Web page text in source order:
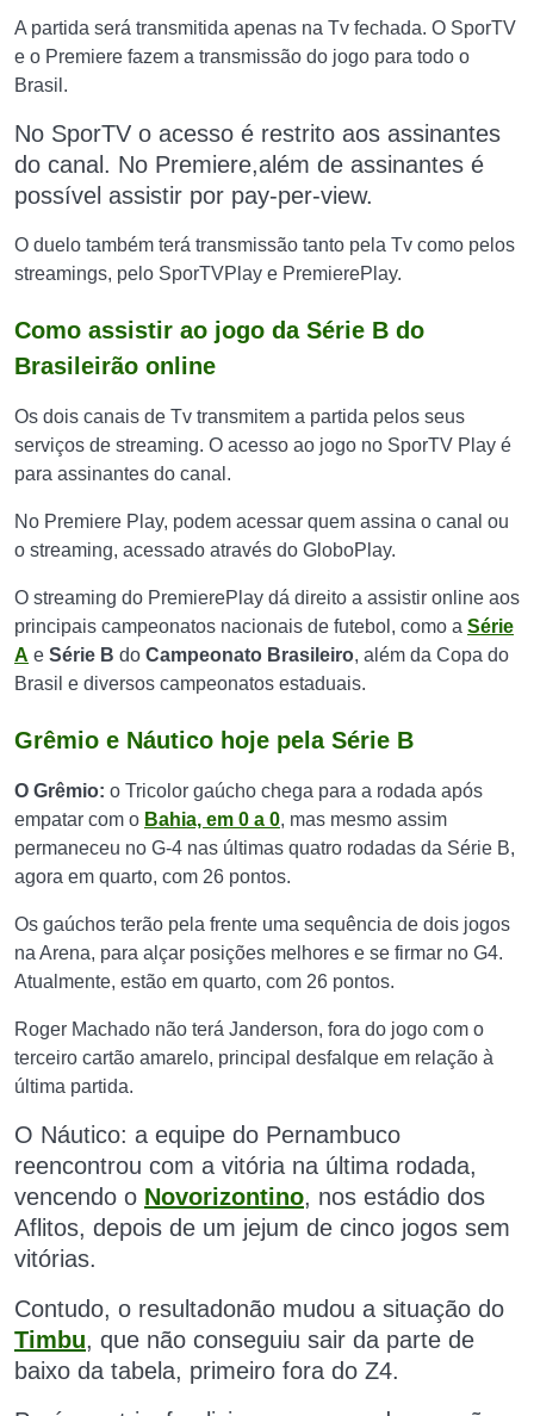
A partida será transmitida apenas na Tv fechada. O SporTV
e o Premiere fazem a transmissão do jogo para todo o
Brasil.
No SporTV o acesso é restrito aos assinantes
do canal. No Premiere,além de assinantes é
possível assistir por pay-per-view.
O duelo também terá transmissão tanto pela Tv como pelos
streamings, pelo SporTVPlay e PremierePlay.
Como assistir ao jogo da Série B do
Brasileirão online
Os dois canais de Tv transmitem a partida pelos seus
serviços de streaming. O acesso ao jogo no SporTV Play é
para assinantes do canal.
No Premiere Play, podem acessar quem assina o canal ou
o streaming, acessado através do GloboPlay.
O streaming do PremierePlay dá direito a assistir online aos
principais campeonatos nacionais de futebol, como a Série
A e Série B do Campeonato Brasileiro, além da Copa do
Brasil e diversos campeonatos estaduais.
Grêmio e Náutico hoje pela Série B
O Grêmio: o Tricolor gaúcho chega para a rodada após
empatar com o Bahia, em 0 a 0, mas mesmo assim
permaneceu no G-4 nas últimas quatro rodadas da Série B,
agora em quarto, com 26 pontos.
Os gaúchos terão pela frente uma sequência de dois jogos
na Arena, para alçar posições melhores e se firmar no G4.
Atualmente, estão em quarto, com 26 pontos.
Roger Machado não terá Janderson, fora do jogo com o
terceiro cartão amarelo, principal desfalque em relação à
última partida.
O Náutico: a equipe do Pernambuco
reencontrou com a vitória na última rodada,
vencendo o Novorizontino, nos estádio dos
Aflitos, depois de um jejum de cinco jogos sem
vitórias.
Contudo, o resultadonão mudou a situação do
Timbu, que não conseguiu sair da parte de
baixo da tabela, primeiro fora do Z4.